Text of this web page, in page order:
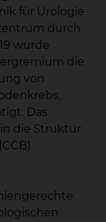
für Urologie
durch
wurde
die
von
Das
die Struktur